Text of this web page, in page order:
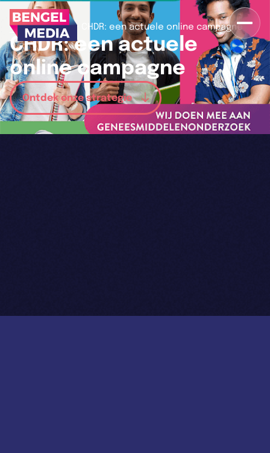
Home>Cases> CHDR: een actuele online campagne
CHDR: een actuele
online campagne
Ontdek onze strategie